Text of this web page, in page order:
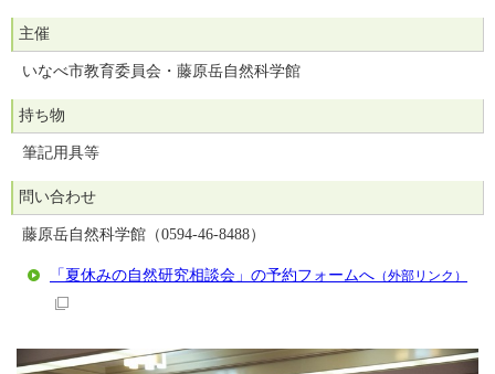
主催
いなべ市教育委員会・藤原岳自然科学館
持ち物
筆記用具等
問い合わせ
藤原岳自然科学館（0594-46-8488）
「夏休みの自然研究相談会」の予約フォームへ （外部リンク）